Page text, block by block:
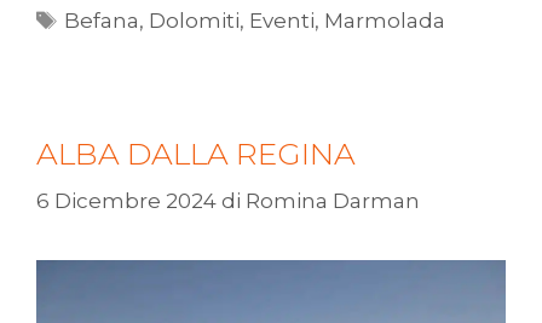
Befana, Dolomiti, Eventi, Marmolada
ALBA DALLA REGINA
6 Dicembre 2024 di Romina Darman